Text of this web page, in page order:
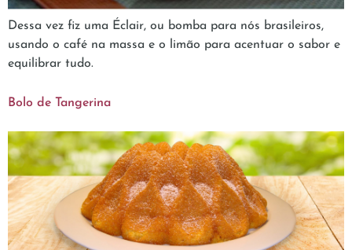
Dessa vez fiz uma Éclair, ou bomba para nós brasileiros,
usando o café na massa e o limão para acentuar o sabor e
equilibrar tudo.
Bolo de Tangerina